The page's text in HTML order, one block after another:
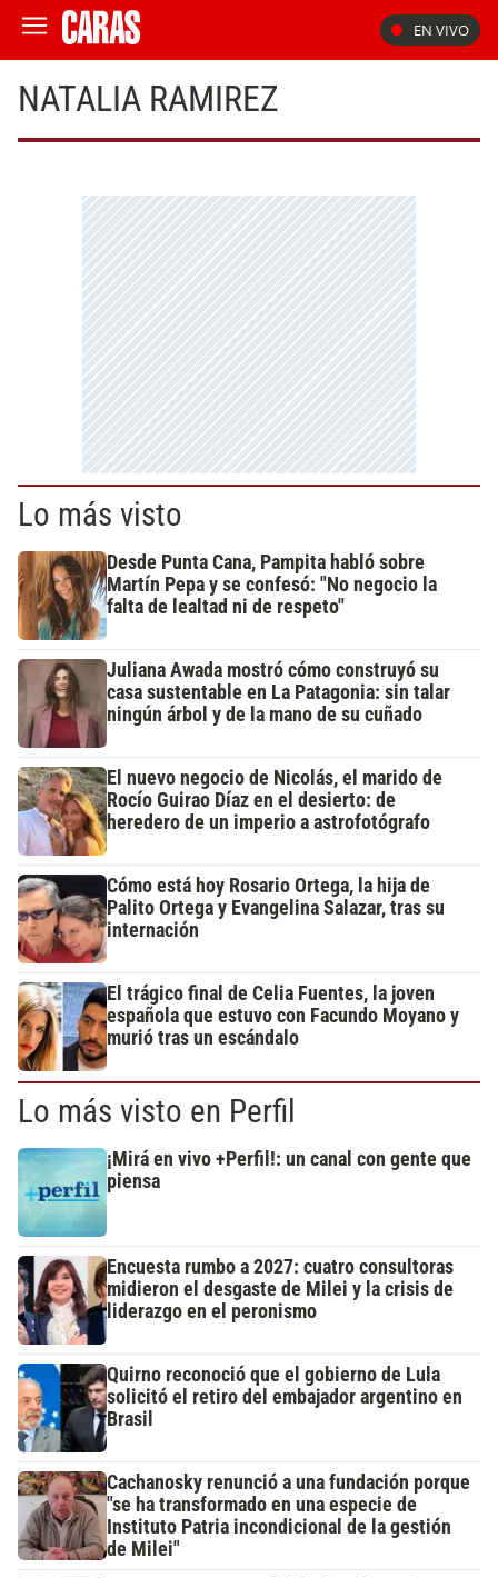
EN VIVO
NATALIA RAMIREZ
Lo más visto
Desde Punta Cana, Pampita habló sobre
Martín Pepa y se confesó: "No negocio la
falta de lealtad ni de respeto"
Juliana Awada mostró cómo construyó su
casa sustentable en La Patagonia: sin talar
ningún árbol y de la mano de su cuñado
El nuevo negocio de Nicolás, el marido de
Rocío Guirao Díaz en el desierto: de
heredero de un imperio a astrofotógrafo
Cómo está hoy Rosario Ortega, la hija de
Palito Ortega y Evangelina Salazar, tras su
internación
El trágico final de Celia Fuentes, la joven
española que estuvo con Facundo Moyano y
murió tras un escándalo
Lo más visto en Perfil
¡Mirá en vivo +Perfil!: un canal con gente que
piensa
Encuesta rumbo a 2027: cuatro consultoras
midieron el desgaste de Milei y la crisis de
liderazgo en el peronismo
Quirno reconoció que el gobierno de Lula
solicitó el retiro del embajador argentino en
Brasil
Cachanosky renunció a una fundación porque
"se ha transformado en una especie de
Instituto Patria incondicional de la gestión
de Milei"